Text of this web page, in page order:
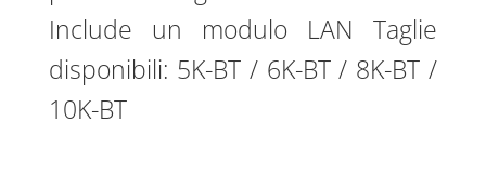
Include un modulo LAN Taglie
disponibili: 5K-BT / 6K-BT / 8K-BT /
10K-BT